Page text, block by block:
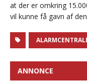
at der er omkring
vil kunne få gavn af
ANNONCE